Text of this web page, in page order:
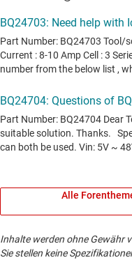
Alle
Inhalte werden ohne Gewähr
Sie stellen keine